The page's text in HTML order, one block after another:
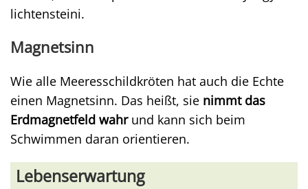
lichtensteini.
Magnetsinn
Wie alle Meeresschildkröten hat auch die Echte
einen Magnetsinn. Das heißt, sie nimmt das
Erdmagnetfeld wahrund kann sich beim
Schwimmen daran orientieren.
Lebenserwartung